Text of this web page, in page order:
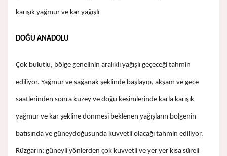
karışık yağmur ve kar yağışlı
DOĞU ANADOLU
Çok bulutlu, bölge genelinin aralıklı yağışlı geçeceği tahmin
ediliyor. Yağmur ve sağanak şeklinde başlayıp, akşam ve gece
saatlerinden sonra kuzey ve doğu kesimlerinde karla karışık
yağmur ve kar şekline dönmesi beklenen yağışların bölgenin
batısında ve güneydoğusunda kuvvetli olacağı tahmin ediliyor.
Rüzgarın; güneyli yönlerden çok kuvvetli ve yer yer kısa süreli